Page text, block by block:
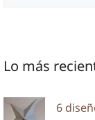
Lo más
6